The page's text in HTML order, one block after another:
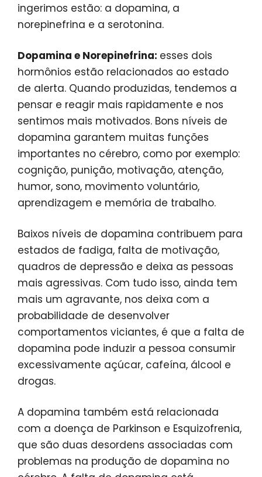
ingerimos estão: a dopamina, a
norepinefrina e a serotonina.
Dopamina e Norepinefrina: esses dois
hormônios estão relacionados ao estado
de alerta. Quando produzidas, tendemos a
pensar e reagir mais rapidamente e nos
sentimos mais motivados. Bons níveis de
dopamina garantem muitas funções
importantes no cérebro, como por exemplo:
cognição, punição, motivação, atenção,
humor, sono, movimento voluntário,
aprendizagem e memória de trabalho.
Baixos níveis de dopamina contribuem para
estados de fadiga, falta de motivação,
quadros de depressão e deixa as pessoas
mais agressivas. Com tudo isso, ainda tem
mais um agravante, nos deixa com a
probabilidade de desenvolver
comportamentos viciantes, é que a falta de
dopamina pode induzir a pessoa consumir
excessivamente açúcar, cafeína, álcool e
drogas.
A dopamina também está relacionada
com a doença de Parkinson e Esquizofrenia,
que são duas desordens associadas com
problemas na produção de dopamina no